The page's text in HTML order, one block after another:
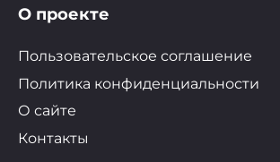
О проекте
Пользовательское соглашение
Политика конфиденциальности
О сайте
Контакты